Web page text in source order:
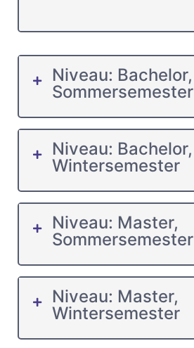
Niveau: Bachelor,
Sommersemester
Niveau: Bachelor,
Wintersemester
Niveau: Master,
Sommersemester
Niveau: Master,
Wintersemester